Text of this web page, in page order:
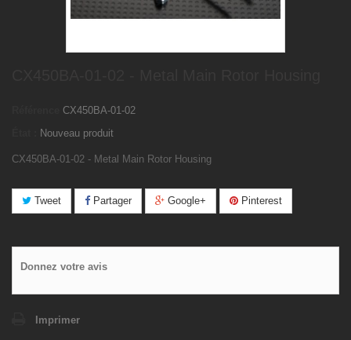
CX450BA-01-02
Nouveau produit
CX450BA-01-02 - Metal Main Rotor Housing
Tweet Partager Google+ Pinterest
Donnez votre avis
Imprimer